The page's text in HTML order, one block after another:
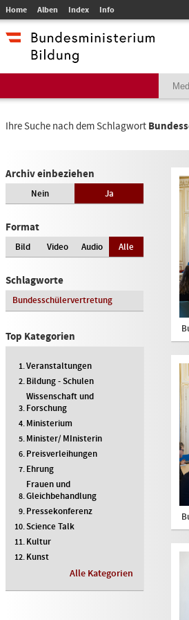
Home Alben Index Info
Ihre Suche nach dem Schlagwort
Archiv einbeziehen
Nein Ja
Format
Bild Video Audio Alle
Schlagworte
Bundesschülervertretung
Top Kategorien
Veranstaltungen
Bildung - Schulen
Wissenschaft und
Forschung
Ministerium
Minister/ MInisterin
Preisverleihungen
Ehrung
Frauen und
Gleichbehandlung
Pressekonferenz
Science Talk
Kultur
Kunst
Alle Kategorien